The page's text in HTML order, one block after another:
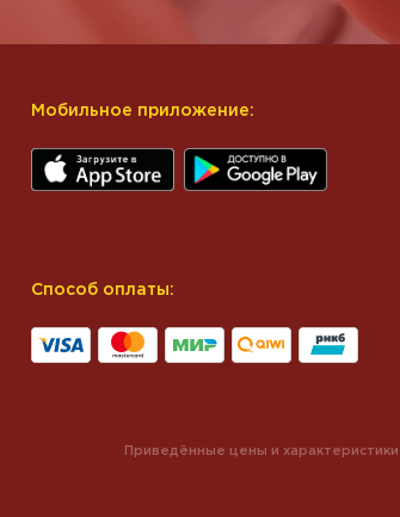
Мобильное приложение:
Способ оплаты:
Приведённые цены и